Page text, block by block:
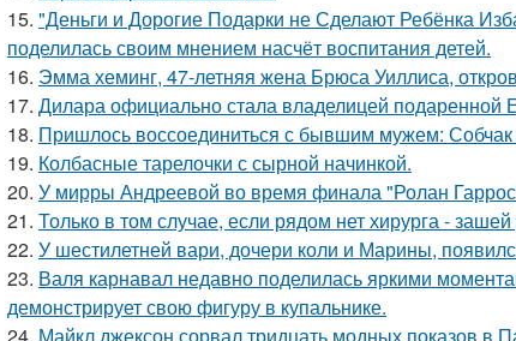
15. "Деньги и Дорогие Подарки не Сделают Ребёнка
поделилась своим мнением насчёт воспитания детей.
16. Эмма хеминг, 47-летняя жена Брюса Уиллиса,
17. Дилара официально стала владелицей подаренной
18. Пришлось воссоединиться с бывшим мужем:
19. Колбасные тарелочки с сырной начинкой.
20. У мирры Андреевой во время финала "Ролан
21. Только в том случае, если рядом нет хирурга -
22. У шестилетней вари, дочери коли и Марины,
23. Валя карнавал недавно поделилась яркими
демонстрирует свою фигуру в купальнике.